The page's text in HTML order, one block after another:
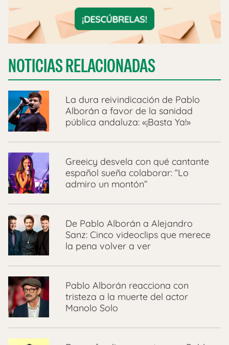
NOTICIAS RELACIONADAS
La dura reivindicación de Pablo
Alborán a favor de la sanidad
pública andaluza: «¡Basta Ya!»
Greeicy desvela con qué cantante
español sueña colaborar: “Lo
admiro un montón”
De Pablo Alborán a Alejandro
Sanz: Cinco videoclips que merece
la pena volver a ver
Pablo Alborán reacciona con
tristeza a la muerte del actor
Manolo Solo